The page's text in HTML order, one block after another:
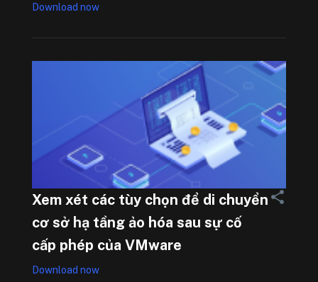
Download now
Xem xét các tùy chọn để di chuyển
cơ sở hạ tầng ảo hóa sau sự cố
cấp phép của VMware
Download now